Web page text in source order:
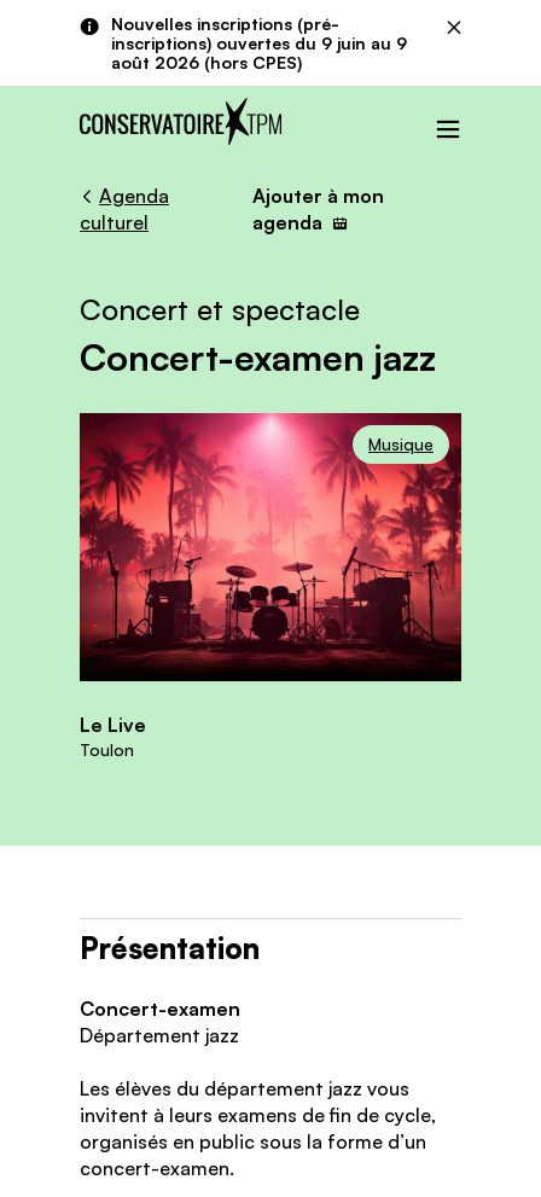
Aller au contenu principalNouvelles inscriptions (pré-
inscriptions) ouvertes du 9 juin au 9
août 2026 (hors CPES)
Fermer
Concert-examen jazz
Concert et spectacle
Musique
Le Live
Toulon
Agenda
culturel
Ajouter à mon
agenda
Présentation
Concert-examen
Département jazz
Les élèves du département jazz vous
invitent à leurs examens de fin de cycle,
organisés en public sous la forme d’un
concert-examen.
Panneau de gestion des cookies